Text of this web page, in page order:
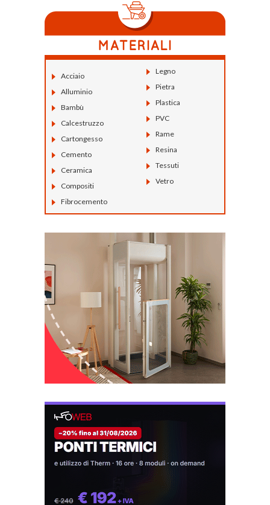
Acciaio
Alluminio
Bambù
Calcestruzzo
Cartongesso
Cemento
Ceramica
Compositi
Fibrocemento
Legno
Pietra
Plastica
PVC
Rame
Resina
Tessuti
Vetro